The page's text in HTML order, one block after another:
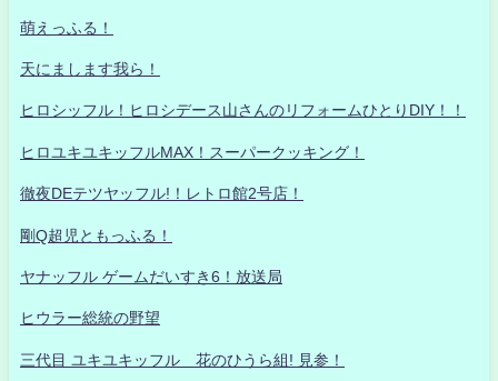
萌えっふる！
天にまします我ら！
ヒロシッフル！ヒロシデース山さんのリフォームひとりDIY！！
ヒロユキユキッフルMAX！スーパークッキング！
徹夜DEテツヤッフル!！レトロ館2号店！
剛Q超児ともっふる！
ヤナッフル ゲームだいすき6！放送局
ヒウラー総統の野望
三代目 ユキユキッフル 花のひうら組! 見参！